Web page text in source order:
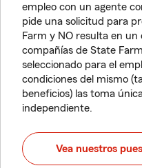
empleo con un agente
pide una solicitud para
Farm y NO resulta en
compañías de State
seleccionado para el
condiciones del mismo
beneficios) las toma
independiente.
Vea nuestros